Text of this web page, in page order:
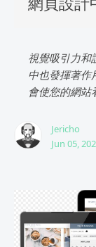
視覺吸引力和
中也發揮著作
會使您的網站
Jericho
Jun 05,